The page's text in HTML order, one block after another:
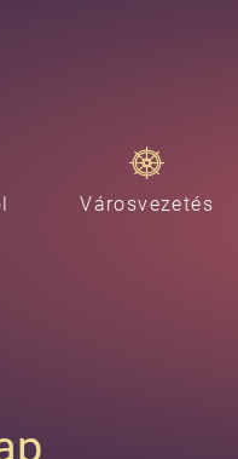
Városvezetés